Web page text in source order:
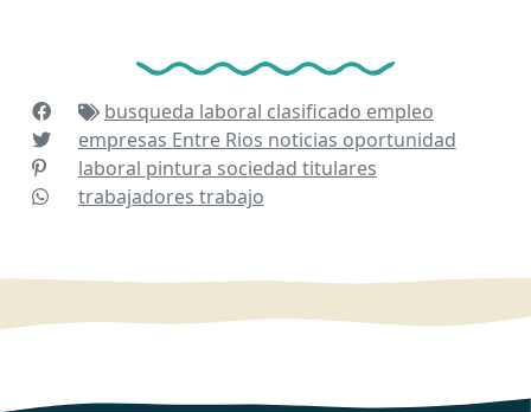
busqueda laboral clasificado empleo
empresas Entre Rios noticias oportunidad
laboral pintura sociedad titulares
trabajadores trabajo